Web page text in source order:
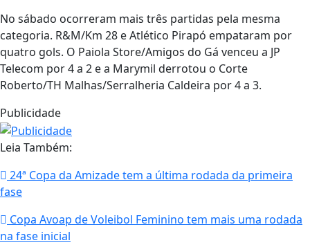
No sábado ocorreram mais três partidas pela mesma
categoria. R&M/Km 28 e Atlético Pirapó empataram por
quatro gols. O Paiola Store/Amigos do Gá venceu a JP
Telecom por 4 a 2 e a Marymil derrotou o Corte
Roberto/TH Malhas/Serralheria Caldeira por 4 a 3.
Publicidade
Leia Também:
24ª Copa da Amizade tem a última rodada da primeira
fase
Copa Avoap de Voleibol Feminino tem mais uma rodada
na fase inicial